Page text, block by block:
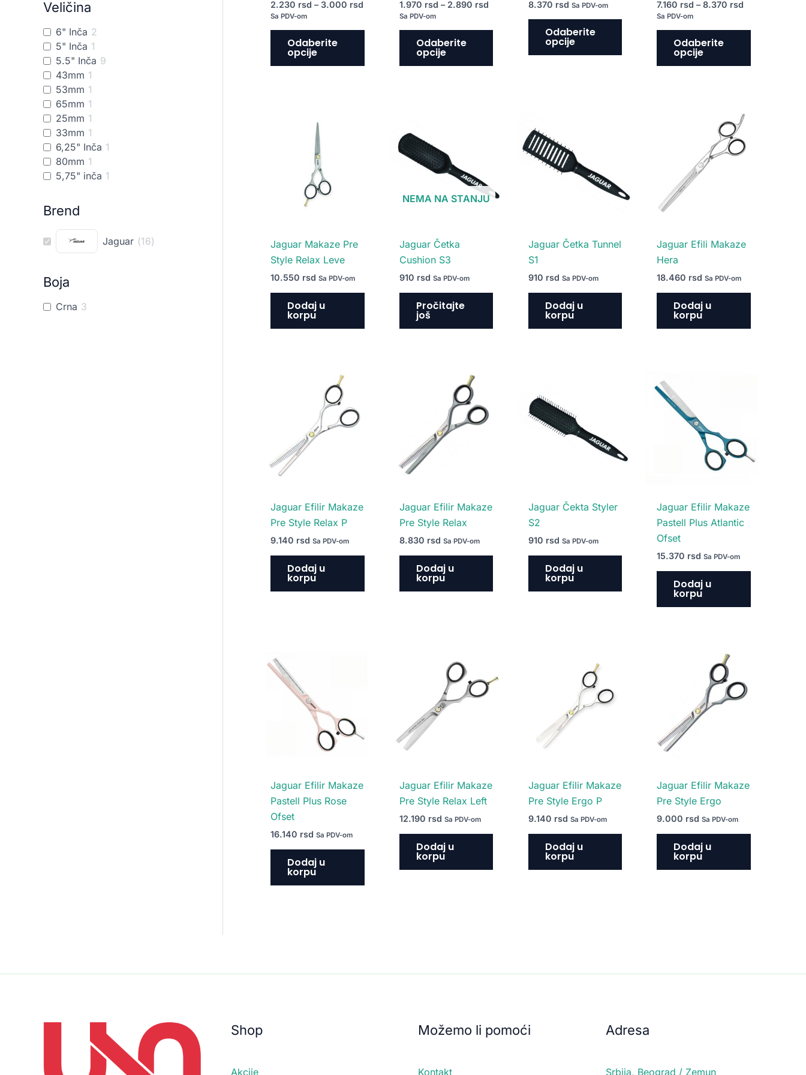
Veličina
6" Inča 2
5" Inča 1
5.5" Inča 9
43mm 1
53mm 1
65mm 1
25mm 1
33mm 1
6,25" Inča 1
80mm 1
5,75" inča 1
Brend
Jaguar (16)
Boja
Crna 3
2.230 rsd – 3.000 rsd
Sa PDV-om
Odaberite
opcije
proizvoda.
1.970 rsd – 2.890 rsd
Sa PDV-om
Odaberite
opcije
proizvoda.
8.370 rsd Sa PDV-om
Odaberite
opcije
proizvoda.
7.160 rsd – 8.370 rsd
Sa PDV-om
Odaberite
opcije
Jaguar Makaze Pre
Style Relax Leve
10.550 rsd Sa PDV-om
Dodaj u
korpu
NEMA NA STANJU
Jaguar Četka
Cushion S3
910 rsd Sa PDV-om
Pročitajte
još
Jaguar Četka Tunnel
S1
910 rsd Sa PDV-om
Dodaj u
korpu
Jaguar Efili Makaze
Hera
18.460 rsd Sa PDV-om
Dodaj u
korpu
Jaguar Efilir Makaze
Pre Style Relax P
9.140 rsd Sa PDV-om
Dodaj u
korpu
Jaguar Efilir Makaze
Pre Style Relax
8.830 rsd Sa PDV-om
Dodaj u
korpu
Jaguar Čekta Styler
S2
910 rsd Sa PDV-om
Dodaj u
korpu
Jaguar Efilir Makaze
Pastell Plus Atlantic
Ofset
15.370 rsd Sa PDV-om
Dodaj u
korpu
Jaguar Efilir Makaze
Pastell Plus Rose
Ofset
16.140 rsd Sa PDV-om
Dodaj u
korpu
Jaguar Efilir Makaze
Pre Style Relax Left
12.190 rsd Sa PDV-om
Dodaj u
korpu
Jaguar Efilir Makaze
Pre Style Ergo P
9.140 rsd Sa PDV-om
Dodaj u
korpu
Jaguar Efilir Makaze
Pre Style Ergo
9.000 rsd Sa PDV-om
Dodaj u
korpu
Shop
Akcije
Možemo li pomoći
Kontakt
Adresa
Srbija, Beograd / Zemun